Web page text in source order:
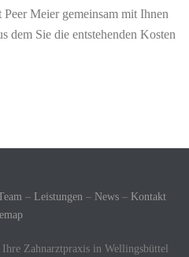
Meier gemeinsam mit Ihnen
dem Sie die entstehenden Kosten
– Leistungen – News – Kontakt
Zahnarztpraxis in Wellingsbüttel